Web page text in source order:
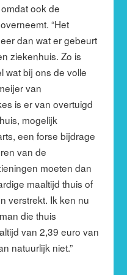
ook de
“Het
dan wat er gebeurt
ziekenhuis. Zo is
wat bij ons de volle
van
is er van overtuigd
mogelijk
een forse bijdrage
van de
moeten dan
maaltijd thuis of
verstrekt. Ik ken nu
die thuis
van 2,39 euro van
natuurlijk niet.”